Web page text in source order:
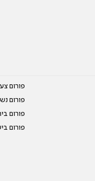
פורום
פורום
פורום
פורום